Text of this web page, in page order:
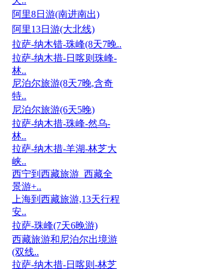
阿里8日游(南进南出)
阿里13日游(大北线)
拉萨-纳木错-珠峰(8天7晚..
拉萨-纳木措-日喀则珠峰-
林..
尼泊尔旅游(8天7晚,含奇
特..
尼泊尔旅游(6天5晚)
拉萨-纳木措-珠峰-然乌-
林..
拉萨-纳木措-羊湖-林芝大
峡..
西宁到西藏旅游_西藏全
景游+..
上海到西藏旅游,13天行程
安..
拉萨-珠峰(7天6晚游)
西藏旅游和尼泊尔出境游
(双线..
拉萨-纳木措-日喀则-林芝